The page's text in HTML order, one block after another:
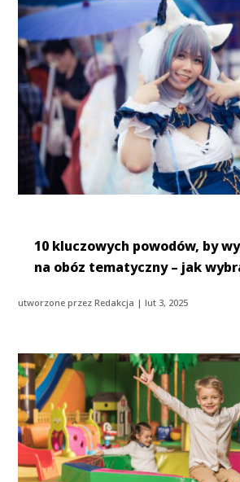
10 kluczowych powodów, by
na obóz tematyczny – jak
utworzone przezRedakcja |lut 3, 2025